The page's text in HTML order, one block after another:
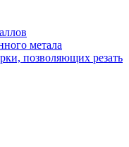
метала
позволяющих резать